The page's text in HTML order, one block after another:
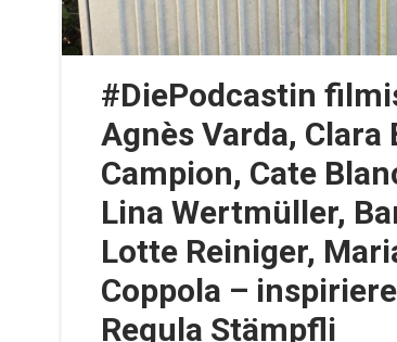
#DiePodcastin
Agnès Varda, Clara
Campion, Cate
Lina Wertmüller,
Lotte Reiniger,
Coppola –
Regula Stämpfli